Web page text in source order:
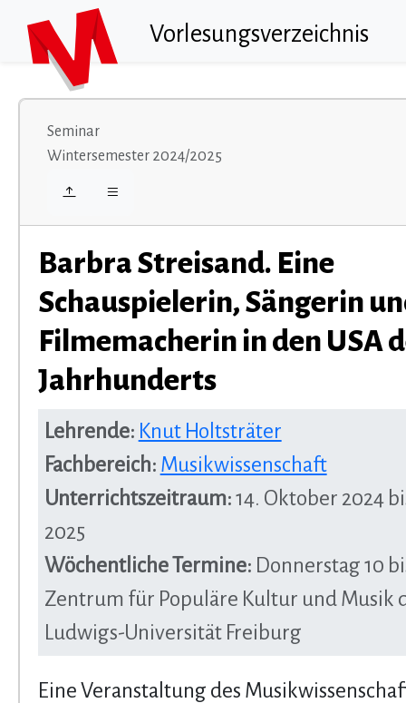
Vorlesungsverzeichnis
Seminar
Wintersemester 2024/2025
Barbra Streisand. Eine
Schauspielerin, Sängerin
Filmemacherin in den USA
Jahrhunderts
Lehrende: Knut Holtsträter
Fachbereich: Musikwissenschaft
Unterrichtszeitraum: 14. Oktober 2024
2025
Wöchentliche Termine: Donnerstag 10
Zentrum für Populäre Kultur und Musik
Ludwigs-Universität Freiburg
Eine Veranstaltung des